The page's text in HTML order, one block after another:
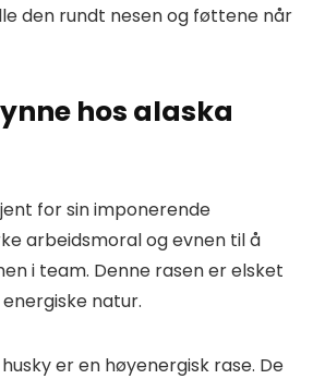
den rundt nesen og føttene når
hos alaska
for sin imponerende
arbeidsmoral og evnen til å
i team. Denne rasen er elsket
natur.
er en høyenergisk rase. De